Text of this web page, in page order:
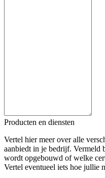
Producten en diensten
Vertel hier meer over alle
aanbiedt in je bedrijf. Vermeld
wordt opgebouwd of welke
Vertel eventueel iets hoe jullie